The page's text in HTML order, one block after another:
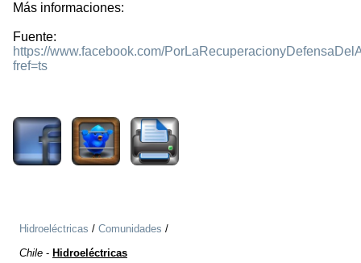
Más informaciones:
Fuente:
https://www.facebook.com/
fref=ts
Hidroeléctricas / Comunidades /
Chile - Hidroeléctricas